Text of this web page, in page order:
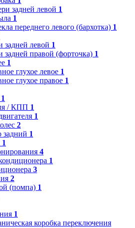
задней левой 1
1
переднего левого (бархотка) 1
задней левой 1
задней правой (форточка) 1
1
глухое левое 1
глухое правое 1
1
/ КПП 1
1
2
задний 1
1
4
1
3
2
(помпа) 1
1
коробка переключения